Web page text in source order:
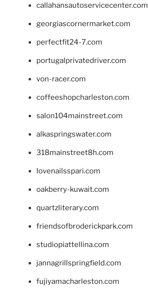
callahansautoservicecenter.com
georgiascornermarket.com
perfectfit24-7.com
portugalprivatedriver.com
von-racer.com
coffeeshopcharleston.com
salon104mainstreet.com
alkaspringswater.com
318mainstreet8h.com
lovenailsspari.com
oakberry-kuwait.com
quartzliterary.com
friendsofbroderickpark.com
studiopiattellina.com
jannagrillspringfield.com
fujiyamacharleston.com